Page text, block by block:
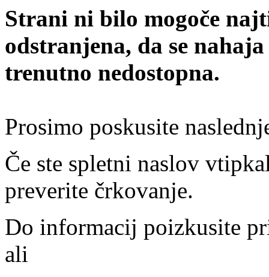
Strani ni bilo mogoče
odstranjena, da se
trenutno nedostopna.
Prosimo poskusite
Če ste spletni naslov
preverite črkovanje.
Do informacij poizkusite
ali